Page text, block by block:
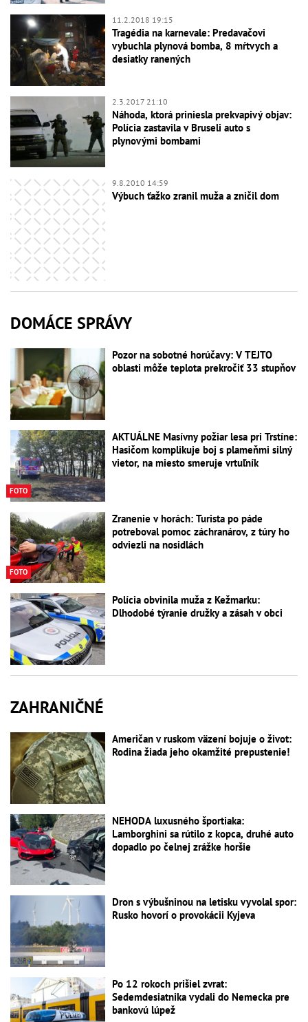
11.2.2018 19:15
Tragédia na karnevale: Predavačovi
vybuchla plynová bomba, 8 mŕtvych a
desiatky ranených
2.3.2017 21:10
Náhoda, ktorá priniesla prekvapivý objav:
Polícia zastavila v Bruseli auto s
plynovými bombami
9.8.2010 14:59
Výbuch ťažko zranil muža a zničil dom
DOMÁCE SPRÁVY
Pozor na sobotné horúčavy: V TEJTO
oblasti môže teplota prekročiť 33 stupňov
FOTO
AKTUÁLNE Masívny požiar lesa pri Trstíne:
Hasičom komplikuje boj s plameňmi silný
vietor, na miesto smeruje vrtuľník
FOTO
Zranenie v horách: Turista po páde
potreboval pomoc záchranárov, z túry ho
odviezli na nosidlách
Polícia obvinila muža z Kežmarku:
Dlhodobé týranie družky a zásah v obci
ZAHRANIČNÉ
Američan v ruskom väzení bojuje o život:
Rodina žiada jeho okamžité prepustenie!
NEHODA luxusného športiaka:
Lamborghini sa rútilo z kopca, druhé auto
dopadlo po čelnej zrážke horšie
Dron s výbušninou na letisku vyvolal spor:
Rusko hovorí o provokácii Kyjeva
Po 12 rokoch prišiel zvrat:
Sedemdesiatnika vydali do Nemecka pre
bankovú lúpež